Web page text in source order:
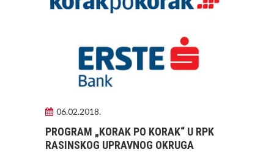
06.02.2018.
PROGRAM „KORAK PO KORAK“ U RPK
RASINSKOG UPRAVNOG OKRUGA